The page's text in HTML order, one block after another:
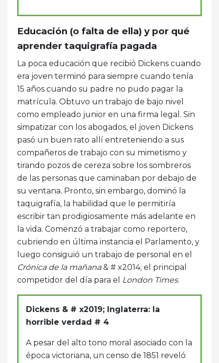
Educación (o falta de ella) y por qué
aprender taquigrafía pagada
La poca educación que recibió Dickens cuando
era joven terminó para siempre cuando tenía
15 años cuando su padre no pudo pagar la
matrícula. Obtuvo un trabajo de bajo nivel
como empleado junior en una firma legal. Sin
simpatizar con los abogados, el joven Dickens
pasó un buen rato allí entreteniendo a sus
compañeros de trabajo con su mimetismo y
tirando pozos de cereza sobre los sombreros
de las personas que caminaban por debajo de
su ventana. Pronto, sin embargo, dominó la
taquigrafía, la habilidad que le permitiría
escribir tan prodigiosamente más adelante en
la vida. Comenzó a trabajar como reportero,
cubriendo en última instancia el Parlamento, y
luego consiguió un trabajo de personal en el
Crónica de la mañana& # x2014; el principal
competidor del día para el
London Times.
Dickens & # x2019; Inglaterra: la
horrible verdad # 4
A pesar del alto tono moral asociado con la
época victoriana, un censo de 1851 reveló